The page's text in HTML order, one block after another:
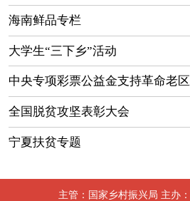
海南鲜品专栏
大学生“三下乡”活动
中央专项彩票公益金支持革命老
全国脱贫攻坚表彰大会
宁夏扶贫专题
主管：国家乡村振兴局 主办